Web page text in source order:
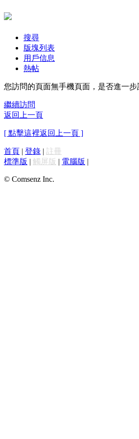
搜尋
版塊列表
用戶信息
熱帖
您訪問的頁面無手機頁面，是否進一步
繼續訪問
返回上一頁
[ 點擊這裡返回上一頁 ]
首頁 | 登錄 | 註冊
標準版 | 觸屏版 | 電腦版 |
© Comsenz Inc.